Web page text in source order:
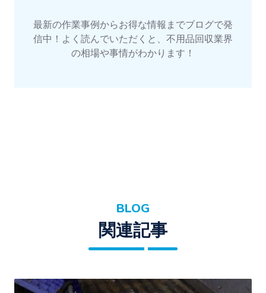
最新の作業事例からお得な情報までブログで発
信中！よく読んでいただくと、不用品回収業界
の相場や事情がわかります！
BLOG
関連記事